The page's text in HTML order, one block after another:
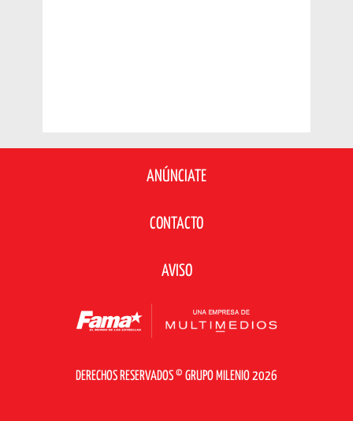
ANÚNCIATE
CONTACTO
AVISO
DERECHOS RESERVADOS © GRUPO MILENIO 2026